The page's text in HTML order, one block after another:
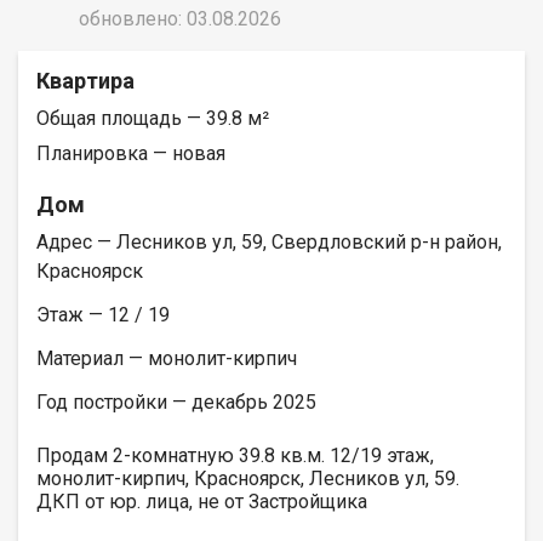
обновлено: 03.08.2026
Квартира
Общая площадь — 39.8 м²
Планировка — новая
Дом
Адрес — Лесников ул, 59, Свердловский р-н район,
Красноярск
Этаж — 12 / 19
Материал — монолит-кирпич
Год постройки — декабрь 2025
Продам 2-комнатную 39.8 кв.м. 12/19 этаж,
монолит-кирпич, Красноярск, Лесников ул, 59.
ДКП от юр. лица, не от Застройщика